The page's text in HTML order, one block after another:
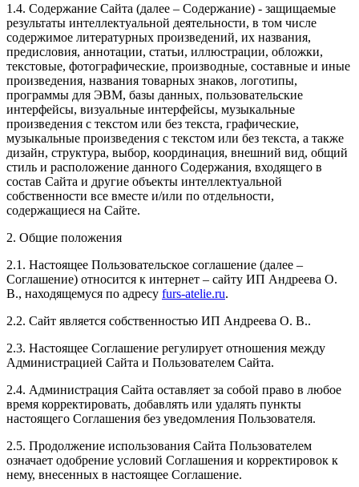
1.4. Содержание Сайта (далее – Содержание) - защищаемые
результаты интеллектуальной деятельности, в том числе
содержимое литературных произведений, их названия,
предисловия, аннотации, статьи, иллюстрации, обложки,
текстовые, фотографические, производные, составные и иные
произведения, названия товарных знаков, логотипы,
программы для ЭВМ, базы данных, пользовательские
интерфейсы, визуальные интерфейсы, музыкальные
произведения с текстом или без текста, графические,
музыкальные произведения с текстом или без текста, а также
дизайн, структура, выбор, координация, внешний вид, общий
стиль и расположение данного Содержания, входящего в
состав Сайта и другие объекты интеллектуальной
собственности все вместе и/или по отдельности,
содержащиеся на Сайте.
2. Общие положения
2.1. Настоящее Пользовательское соглашение (далее –
Соглашение) относится к интернет – сайту ИП Андреева О.
В., находящемуся по адресу furs-atelie.ru.
2.2. Сайт является собственностью ИП Андреева О. В..
2.3. Настоящее Соглашение регулирует отношения между
Администрацией Сайта и Пользователем Сайта.
2.4. Администрация Сайта оставляет за собой право в любое
время корректировать, добавлять или удалять пункты
настоящего Соглашения без уведомления Пользователя.
2.5. Продолжение использования Сайта Пользователем
означает одобрение условий Соглашения и корректировок к
нему, внесенных в настоящее Соглашение.